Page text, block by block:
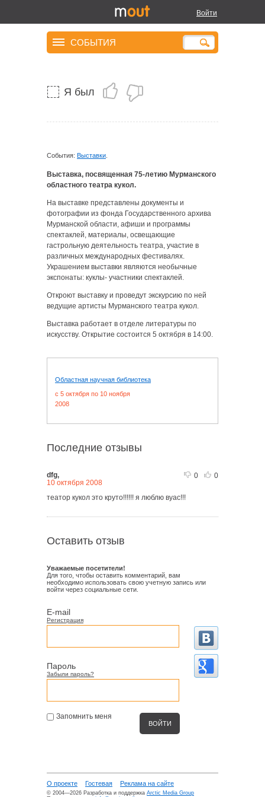
Войти
СОБЫТИЯ
Театр кукол вчера и
сегодня
Я был
События: Выставки
Выставка, посвященная 75-летию Мурманского
областного театра кукол.
На выставке представлены документы и
фотографии из фонда Государственного архива
Мурманской области, афиши и программы
спектаклей, материалы, освещающие
гастрольную деятельность театра, участие в
различных международных фестивалях.
Украшением выставки являются необычные
экспонаты: куклы- участники спектаклей.
Откроют выставку и проведут экскурсию по ней
ведущие артисты Мурманского театра кукол.
Выставка работает в отделе литературы по
искусству. Открытие состоится 5 октября в 14:00.
Областная научная библиотека
c 5 октября по 10 ноября
2008
Последние отзывы
0 0
dfg,
10 октября 2008
театор кукол это круто!!!!!! я люблю вуас!!!
Оставить отзыв
Уважаемые посетители!
Для того, чтобы оставить комментарий, вам
необходимо использовать свою учетную запись или
войти через социальные сети.
E-mail
Регистрация
Пароль
Забыли пароль?
Запомнить меня
О проекте Гостевая Реклама на сайте
© 2004—2026 Разработка и поддержка Arctic Media Group